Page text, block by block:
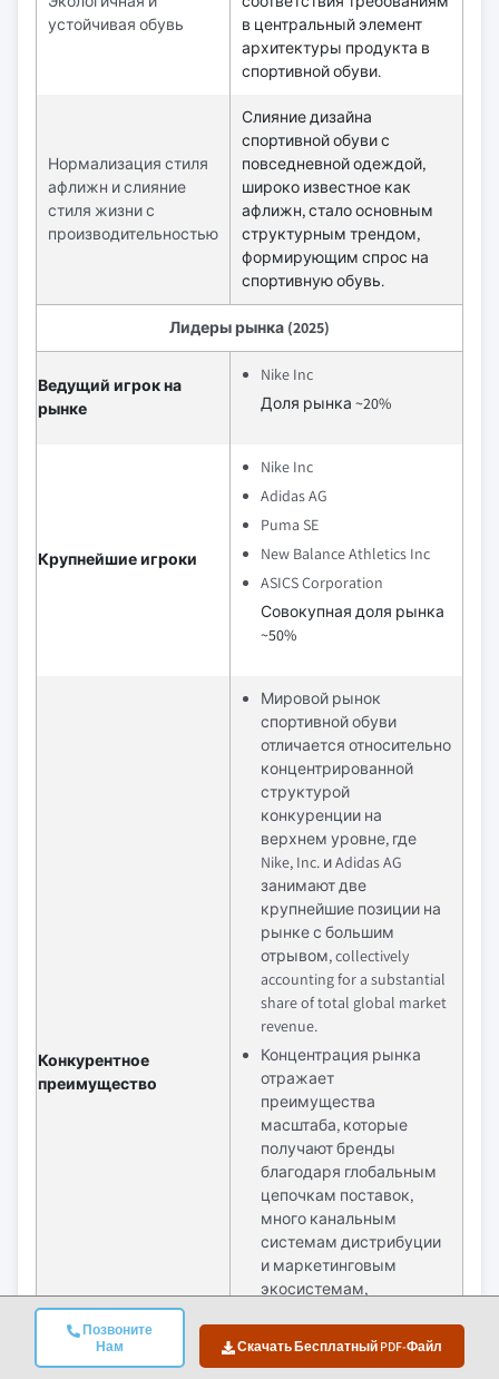
Позвоните
Нам
Скачать Бесплатный PDF-Файл
устойчивая обувь
в центральный элемент
архитектуры продукта в
спортивной обуви.
Нормализация стиля
афлижн и слияние
стиля жизни с
производительностью
Слияние дизайна
спортивной обуви с
повседневной одеждой,
широко известное как
афлижн, стало основным
структурным трендом,
формирующим спрос на
спортивную обувь.
Лидеры рынка (2025)
Ведущий игрок на
рынке
Nike Inc
Доля рынка ~20%
Крупнейшие игроки
Nike Inc
Adidas AG
Puma SE
New Balance Athletics Inc
ASICS Corporation
Совокупная доля рынка
~50%
Конкурентное
преимущество
Мировой рынок
спортивной обуви
отличается относительно
концентрированной
структурой
конкуренции на
верхнем уровне, где
Nike, Inc. и Adidas AG
занимают две
крупнейшие позиции на
рынке с большим
отрывом, collectively
accounting for a substantial
share of total global market
revenue.
Концентрация рынка
отражает
преимущества
масштаба, которые
получают бренды
благодаря глобальным
цепочкам поставок,
много канальным
системам дистрибуции
и маркетинговым
экосистемам,
поддерживать как